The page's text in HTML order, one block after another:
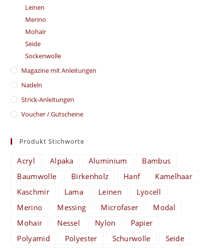
Leinen
Merino
Mohair
Seide
Sockenwolle
Magazine mit Anleitungen
Nadeln
Strick-Anleitungen
Voucher / Gutscheine
Produkt Stichworte
Acryl Alpaka Aluminium
Bambus
Baumwolle
Birkenholz Hanf
Kamelhaar
Kaschmir
Lama Leinen
Lyocell
Merino
Messing Microfaser
Modal
Mohair
Nessel Nylon
Papier
Polyamid
Polyester Schurwolle
Seide